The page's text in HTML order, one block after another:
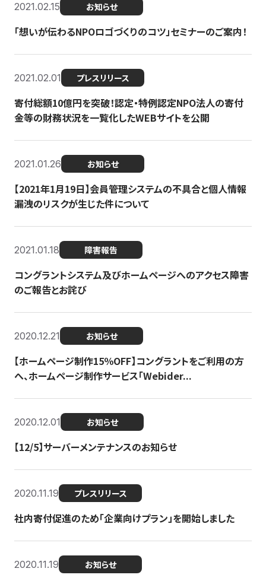
2021.02.15 お知らせ
「想いが伝わるNPOロゴづくりのコツ」セミナーのご案内！
2021.02.01 プレスリリース
寄付総額10億円を突破！認定・特例認定NPO法人の寄付
金等の財務状況を一覧化したWEBサイトを公開
2021.01.26 お知らせ
【2021年1月19日】会員管理システムの不具合と個人情報
漏洩のリスクが生じた件について
2021.01.18 障害報告
コングラントシステム及びホームページへのアクセス障害
のご報告とお詫び
2020.12.21 お知らせ
【ホームページ制作15％OFF】コングラントをご利用の方
へ、ホームページ制作サービス「Webider...
2020.12.01 お知らせ
【12/5】サーバーメンテナンスのお知らせ
2020.11.19 プレスリリース
社内寄付促進のため「企業向けプラン」を開始しました
2020.11.19 お知らせ